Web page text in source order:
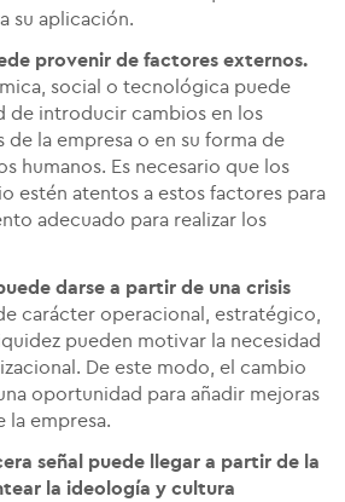
su aplicación.
provenir de factores externos.
social o tecnológica puede
de introducir cambios en los
la empresa o en su forma de
humanos. Es necesario que los
estén atentos a estos factores para
adecuado para realizar los
darse a partir de una crisis
carácter operacional, estratégico,
pueden motivar la necesidad
De este modo, el cambio
oportunidad para añadir mejoras
la empresa.
señal puede llegar a partir de la
la ideología y cultura